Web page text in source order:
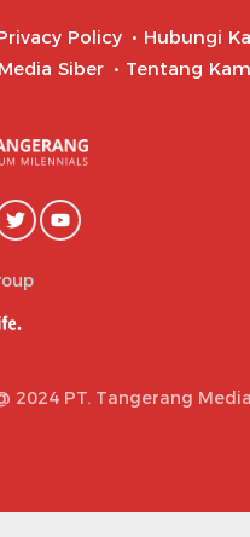
Policy
Hubungi
Siber
Tentang
2024 PT. Tangerang